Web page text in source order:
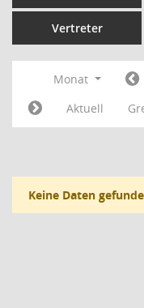
Vertreter
Monat
Aktuell
Keine Daten